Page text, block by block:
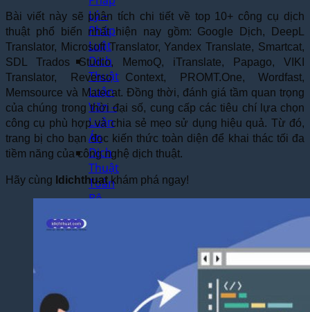
Lý –
Pháp
Luật
Dịch
Thuật
Luận
Văn –
Luận
Án
Dịch
Thuật
Toàn
Bộ
Bài viết này sẽ phân tích chi tiết về top 10+ công cụ dịch
thuật phổ biến nhất hiện nay gồm: Google Dịch, DeepL
Translator, Microsoft Translator, Yandex Translate, Smartcat,
SDL Trados Studio, MemoQ, iTranslate, Papago, VIKI
Translator, Reverso Context, PROMT.One, Wordfast,
Memsource và Matecat. Đồng thời, đánh giá tầm quan trọng
của chúng trong thời đại số, cung cấp các tiêu chí lựa chọn
công cụ phù hợp và chia sẻ mẹo sử dụng hiệu quả. Từ đó,
trang bị cho bạn đọc kiến thức toàn diện để khai thác tối đa
tiềm năng của công nghệ dịch thuật.
Hãy cùng Idichthuatkhám phá ngay!